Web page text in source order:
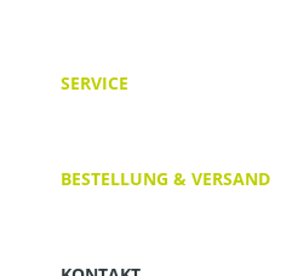
SERVICE
BESTELLUNG & VERSAND